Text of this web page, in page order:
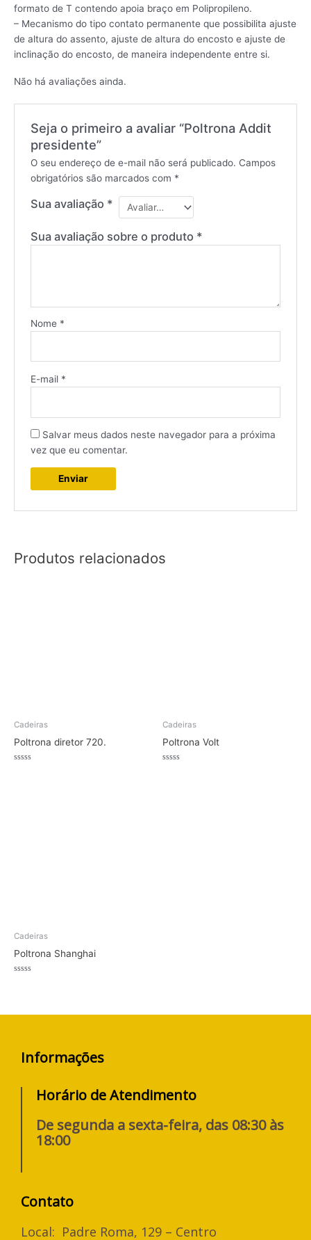
formato de T contendo apoia braço em Polipropileno.
– Mecanismo do tipo contato permanente que possibilita ajuste
de altura do assento, ajuste de altura do encosto e ajuste de
inclinação do encosto, de maneira independente entre si.
Não há avaliações ainda.
Seja o primeiro a avaliar “Poltrona Addit
presidente”
O seu endereço de e-mail não será publicado. Campos
obrigatórios são marcados com *
Sua avaliação *
Sua avaliação sobre o produto *
Nome *
E-mail *
Salvar meus dados neste navegador para a próxima
vez que eu comentar.
Produtos relacionados
Cadeiras
Poltrona diretor 720.
Cadeiras
Poltrona Volt
Cadeiras
Poltrona Shanghai
Informações
Horário de Atendimento
De segunda a sexta-feira, das 08:30 às
18:00
Contato
Local: Padre Roma, 129 – Centro